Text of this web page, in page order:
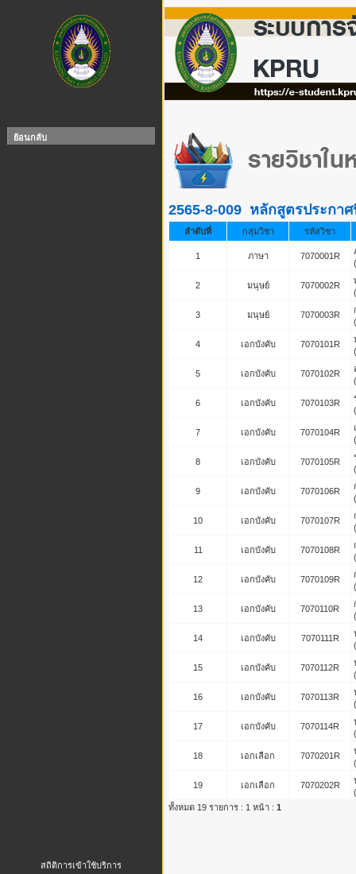
ย้อนกลับ
2565-8-009 หลักสูตรประกา
ลำดับที่ กลุ่มวิชา รหัสวิชา
1 ภาษา 7070001R
2 มนุษย์ 7070002R
3 มนุษย์ 7070003R
4 เอกบังคับ 7070101R
5 เอกบังคับ 7070102R
6 เอกบังคับ 7070103R
7 เอกบังคับ 7070104R
8 เอกบังคับ 7070105R
9 เอกบังคับ 7070106R
10 เอกบังคับ 7070107R
11 เอกบังคับ 7070108R
12 เอกบังคับ 7070109R
13 เอกบังคับ 7070110R
14 เอกบังคับ 7070111R
15 เอกบังคับ 7070112R
16 เอกบังคับ 7070113R
17 เอกบังคับ 7070114R
18 เอกเลือก 7070201R
19 เอกเลือก 7070202R
ทั้งหมด 19 รายการ : 1 หน้า : 1
สถิติการเข้าใช้บริการ